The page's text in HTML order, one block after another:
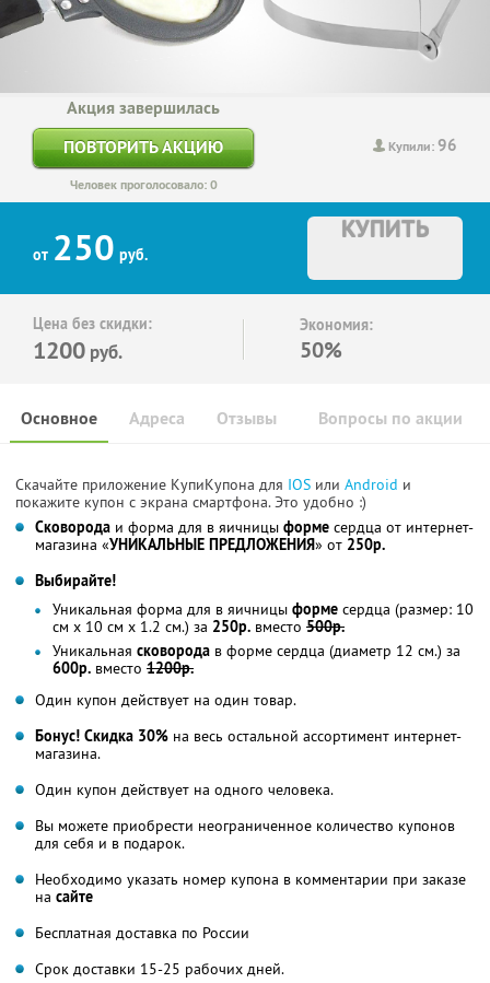
Купили:96
Акция завершилась
ПОВТОРИТЬ АКЦИЮ
Человек проголосовало: 0
от 250 руб.
КУПИТЬ
Цена без скидки:
1200 руб.
Экономия:
50%
Основное Отзывы Вопросы по акции
Адреса
Скачайте приложение КупиКупона для IOS или Android и
покажите купон с экрана смартфона. Это удобно :)
Сковорода и форма для в яичницы форме сердца от интернет-
магазина «УНИКАЛЬНЫЕ ПРЕДЛОЖЕНИЯ» от 250р.
Выбирайте!
Уникальная форма для в яичницы форме сердца (размер: 10
cм x 10 cм x 1.2 cм.) за 250р. вместо 500р.
Уникальная сковорода в форме сердца (диаметр 12 см.) за
600р. вместо 1200р.
Один купон действует на один товар.
Бонус! Скидка 30% на весь остальной ассортимент интернет-
магазина.
Один купон действует на одного человека.
Вы можете приобрести неограниченное количество купонов
для себя и в подарок.
Необходимо указать номер купона в комментарии при заказе
на сайте
Бесплатная доставка по России
Срок доставки 15-25 рабочих дней.